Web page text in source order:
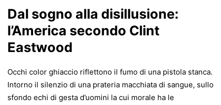
Dal sogno alla disillusione:
l’America secondo Clint
Eastwood
Occhi color ghiaccio riflettono il fumo di una pistola stanca.
Intorno il silenzio di una prateria macchiata di sangue, sullo
sfondo echi di gesta d’uomini la cui morale ha le